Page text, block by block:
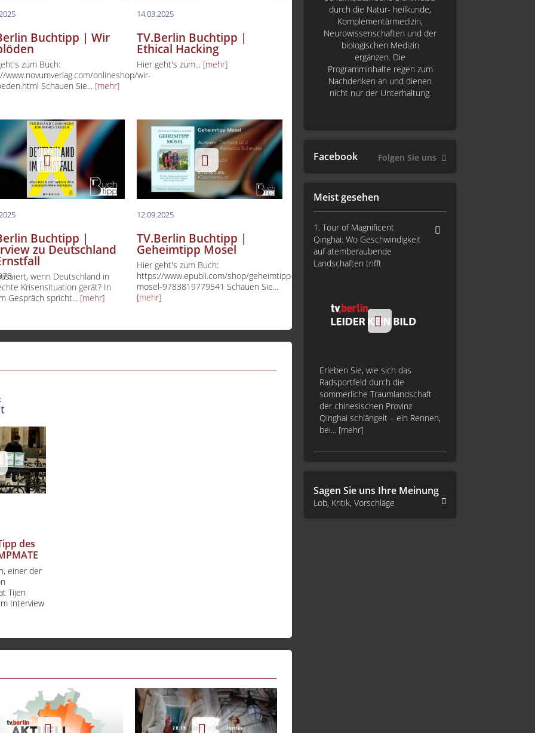
Buchtipp | Wir
zum Buch:
www.novumverlag.com/onlineshop/wir-
Schauen Sie... [mehr]
14.03.2025
TV.Berlin Buchtipp |
Ethical Hacking
Hier geht's zum... [mehr]
Buchtipp |
zu Deutschland
wenn Deutschland in
Krisensituation gerät? In
Gespräch spricht... [mehr]
12.09.2025
TV.Berlin Buchtipp |
Geheimtipp Mosel
Hier geht's zum Buch:
https://www.epubli.com/shop/geheimtipp-
mosel-9783819779541 Schauen Sie...
[mehr]
des
einer der
Tijen
Interview
Meist gesehen
1. Tour of Magnificent
Qinghai: Wo Geschwindigkeit
auf atemberaubende
Landschaften trifft
Erleben Sie, wie sich das
Radsportfeld durch die
sommerliche Traumlandschaft
der chinesischen Provinz
Qinghai schlängelt – ein Rennen,
bei... [mehr]
durch die Natur- heilkunde,
Komplementärmedizin,
Neurowissenschaften und der
biologischen Medizin
ergänzen. Die
Programminhalte regen zum
Nachdenken an und dienen
nicht nur der Unterhaltung.
Facebook Folgen Sie uns
Sagen Sie uns Ihre Meinung
Lob, Kritik, Vorschläge